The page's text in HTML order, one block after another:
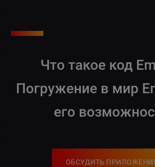
Что такое код
Погружение в мир
его
ОБСУДИТЬ